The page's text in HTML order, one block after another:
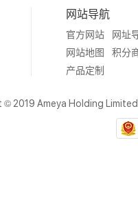
网站导航
官方网站
网址
网站地图
积分
产品定制
© 2019 Ameya Holding